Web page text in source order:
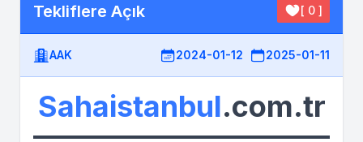
Tekliflere Açık [ 0 ]
AAK 2024-01-12 2025-01-11
Sahaistanbul.com.tr